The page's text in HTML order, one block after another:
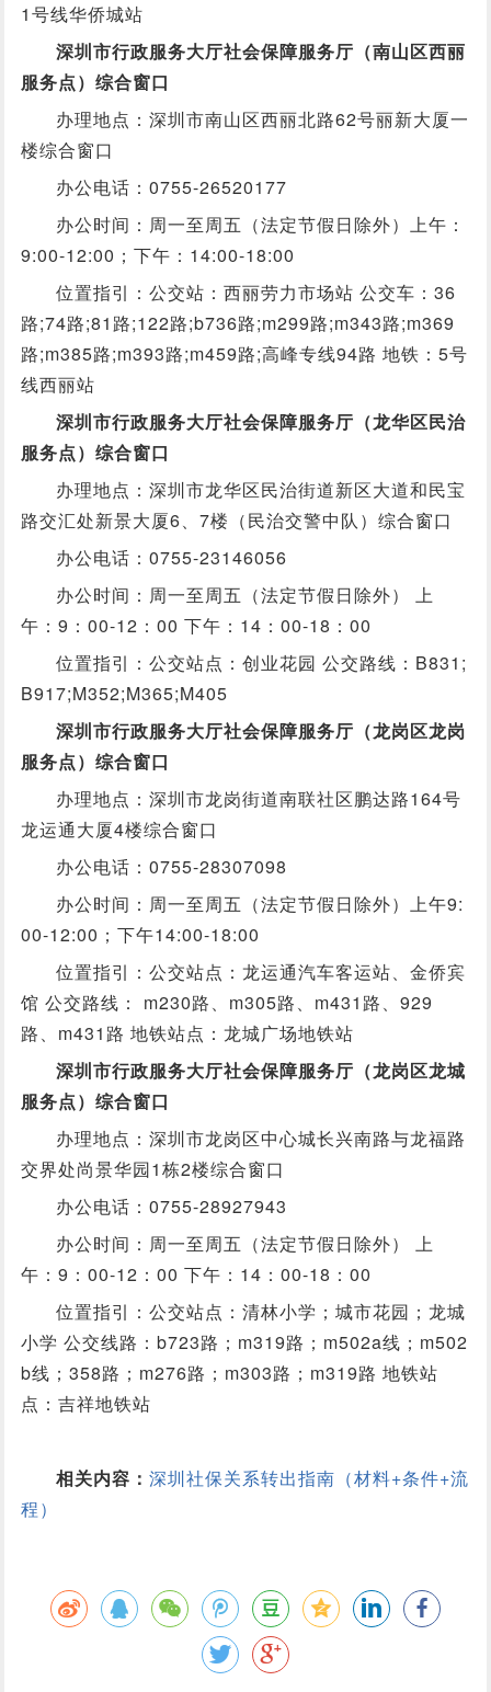
1号线华侨城站
深圳市行政服务大厅社会保障服务厅（南山区西丽
服务点）综合窗口
办理地点：深圳市南山区西丽北路62号丽新大厦一
楼综合窗口
办公电话：0755-26520177
办公时间：周一至周五（法定节假日除外）上午：
9:00-12:00；下午：14:00-18:00
位置指引：公交站：西丽劳力市场站 公交车：36
路;74路;81路;122路;b736路;m299路;m343路;m369
路;m385路;m393路;m459路;高峰专线94路 地铁：5号
线西丽站
深圳市行政服务大厅社会保障服务厅（龙华区民治
服务点）综合窗口
办理地点：深圳市龙华区民治街道新区大道和民宝
路交汇处新景大厦6、7楼（民治交警中队）综合窗口
办公电话：0755-23146056
办公时间：周一至周五（法定节假日除外） 上
午：9：00-12：00 下午：14：00-18：00
位置指引：公交站点：创业花园 公交路线：B831;
B917;M352;M365;M405
深圳市行政服务大厅社会保障服务厅（龙岗区龙岗
服务点）综合窗口
办理地点：深圳市龙岗街道南联社区鹏达路164号
龙运通大厦4楼综合窗口
办公电话：0755-28307098
办公时间：周一至周五（法定节假日除外）上午9:
00-12:00；下午14:00-18:00
位置指引：公交站点：龙运通汽车客运站、金侨宾
馆 公交路线： m230路、m305路、m431路、929
路、m431路 地铁站点：龙城广场地铁站
深圳市行政服务大厅社会保障服务厅（龙岗区龙城
服务点）综合窗口
办理地点：深圳市龙岗区中心城长兴南路与龙福路
交界处尚景华园1栋2楼综合窗口
办公电话：0755-28927943
办公时间：周一至周五（法定节假日除外） 上
午：9：00-12：00 下午：14：00-18：00
位置指引：公交站点：清林小学；城市花园；龙城
小学 公交线路：b723路；m319路；m502a线；m502
b线；358路；m276路；m303路；m319路 地铁站
点：吉祥地铁站
相关内容：深圳社保关系转出指南（材料+条件+流
程）